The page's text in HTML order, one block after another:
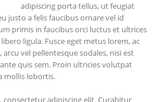
adipiscing porta tellus, ut feugiat
justo a felis faucibus ornare vel id
primis in faucibus orci luctus et ultrices
ligula. Fusce eget metus lorem, ac
vel pellentesque sodales, nisi est
quis sem. Proin ultricies volutpat
mollis lobortis.
adipiscing elit. Curabitur